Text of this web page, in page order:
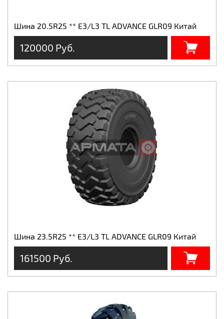
Шина 20.5R25 ** Е3/L3 TL ADVANCE GLR09 Китай
120000 Руб.
Шина 23.5R25 ** Е3/L3 TL ADVANCE GLR09 Китай
161500 Руб.